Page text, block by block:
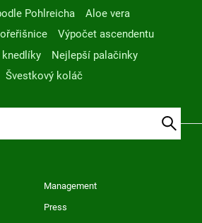
Pohlreicha
Aloe vera
Výpočet ascendentu
knedlíky
Nejlepší palačinky
Švestkový koláč
Management
Press